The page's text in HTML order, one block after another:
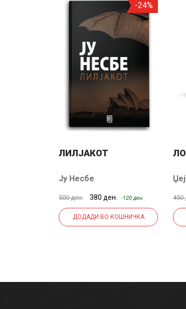
-24%
ЛИЛЈАКОТ
Ју Несбе
500 ден. 380 ден. -120 ден.
ДОДАДИ ВО КОШНИЧКА
450